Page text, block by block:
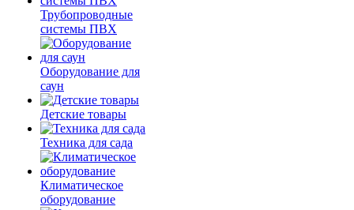
Трубопроводные
системы ПВХ
Оборудование для
саун
Детские товары
Техника для сада
Климатическое
оборудование